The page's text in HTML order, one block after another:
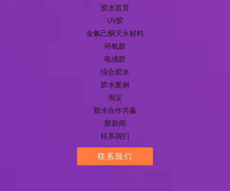
胶水首页
UV胶
全氟己酮灭火材料
环氧胶
电感胶
综合胶水
胶水案例
淘宝
胶水合作共赢
胶新闻
联系我们
联系我们